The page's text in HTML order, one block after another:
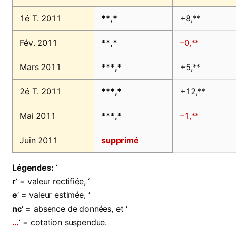
1é T. 2011 **,* +8,**
Fév. 2011 **,* –0,**
Mars 2011 ***,* +5,**
2é T. 2011 ***,* +12,**
Mai 2011 ***,* –1,**
Juin 2011 supprimé
Légendes: ‘
r‘ = valeur rectifiée, ‘
e‘ = valeur estimée, ‘
nc‘ = absence de données, et ‘
…‘ = cotation suspendue.